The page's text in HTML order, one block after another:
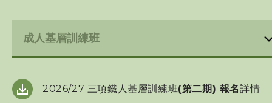
總會活動
屬會活動
2026/27 三項鐵人基層訓練班(第二期) 報名詳情